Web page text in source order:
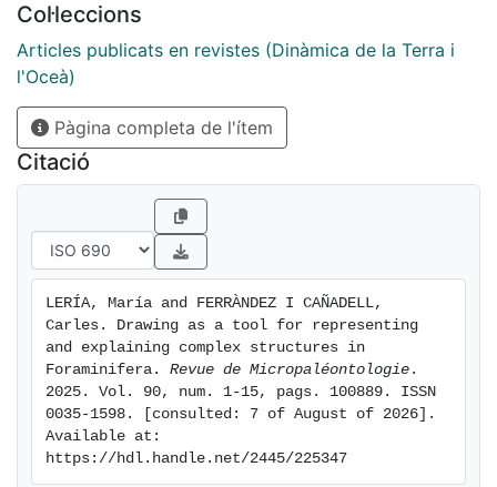
influences of the moment. We conclude that drawing, a
crucial aspect in this scientific discipline, facilitates the
understanding and explanation of complex forms. The
literature on foraminifera is replete with small gems of
drawing art, sometimes created by artists, but other
times by the same micropaleontologists who studied
fossil material and described the species. This work
highlights some of these drawings to analyse their
creation process and to show their great artistic value.
Col·leccions
Articles publicats en revistes (Dinàmica de la Terra i
l'Oceà)
Pàgina completa de l'ítem
Citació
LERÍA, María and FERRÀNDEZ I CAÑADELL,
Carles. Drawing as a tool for representing
and explaining complex structures in
Foraminifera. Revue de Micropaléontologie .
2025. Vol. 90, num. 1-15, pags. 100889. ISSN
0035-1598. [consulted: 7 of August of 2026].
Available at:
https://hdl.handle.net/2445/225347